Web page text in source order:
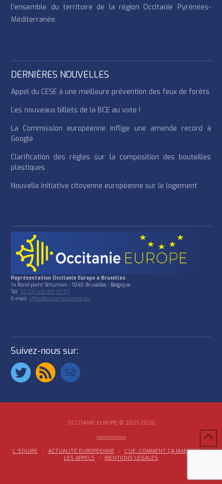
l’ensemble du territoire de la région Occitanie Pyrénées-
Méditerranée.
DERNIÈRES NOUVELLES
Appel du CESE à une meilleure prévention des feux de forêts
Les nouveaux billets de la BCE au vote !
La Commission européenne inflige une amende record à
Google
Clarification des règles sur la composition des bouteilles
plastiques
Nouvelle initiative citoyenne européenne sur le logement
Représentation Occitanie Europe à Bruxelles
14 Rond-point Schuman - 1040 Bruxelles - Belgique
Tél:32 (0) 476 89 35 57
E-mail:office@occitanie-europe.eu
Suivez-nous sur:
OCCITANIE EUROPE © 2021-2026
CRÉDITS PHOTOS
L ‘ÉQUIPE ACTUALITÉ EUROPÉENNE
L’UE, COMMENT ÇA MARCHE?
LES APPELS
MENTIONS LÉGALES